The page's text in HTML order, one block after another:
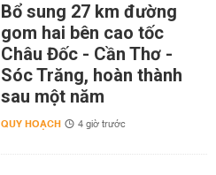
Bổ sung 27 km đường
gom hai bên cao tốc
Châu Đốc - Cần Thơ -
Sóc Trăng, hoàn thành
sau một năm
QUY HOẠCH 4 giờ trước